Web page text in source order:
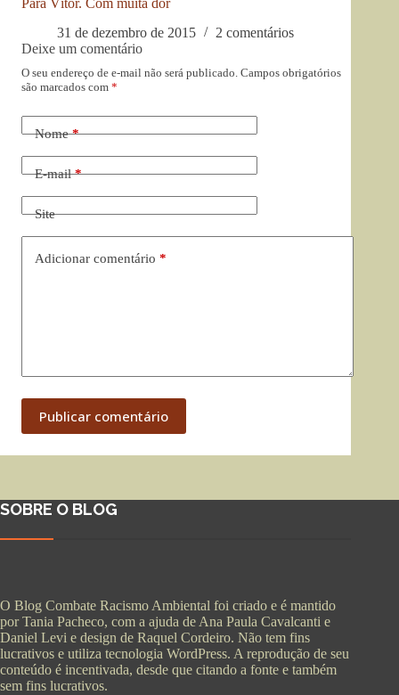
Para Vítor. Com muita dor
31 de dezembro de 2015
2 comentários
Deixe um comentário
O seu endereço de e-mail não será publicado. Campos obrigatórios
são marcados com *
Nome*
E-mail*
Site
Adicionar comentário *
Publicar comentário
SOBRE O BLOG
O Blog Combate Racismo Ambiental foi criado e é mantido
por Tania Pacheco, com a ajuda de Ana Paula Cavalcanti e
Daniel Levi e design de Raquel Cordeiro. Não tem fins
lucrativos e utiliza tecnologia WordPress. A reprodução de seu
conteúdo é incentivada, desde que citando a fonte e também
sem fins lucrativos.